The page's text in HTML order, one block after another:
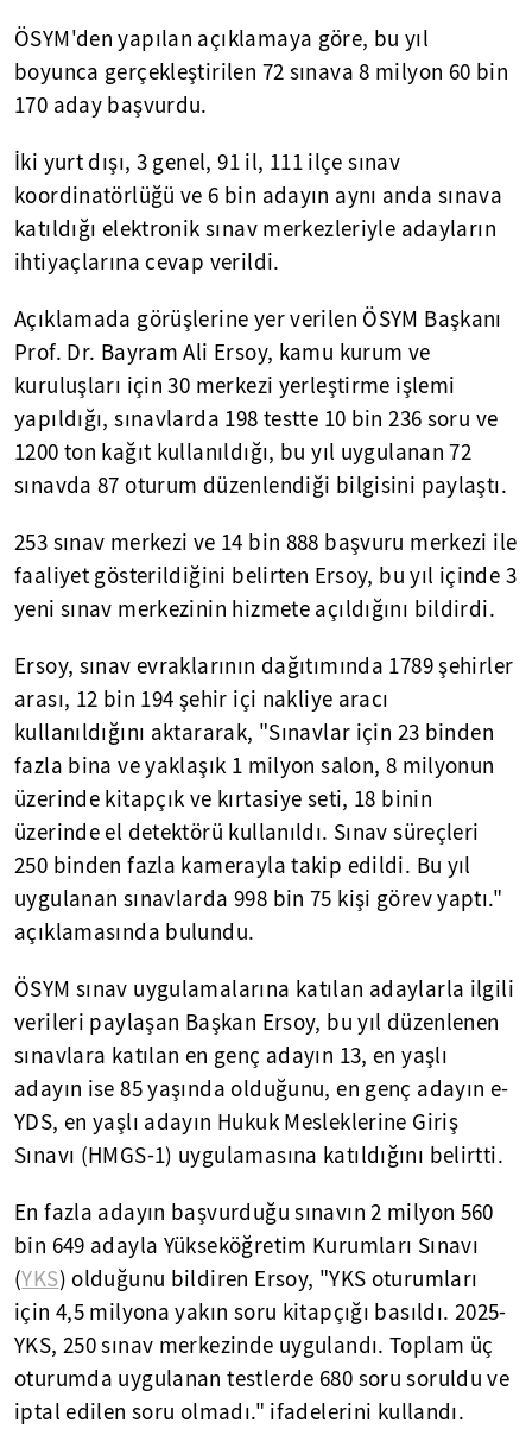
ÖSYM'den yapılan açıklamaya göre, bu yıl
boyunca gerçekleştirilen 72 sınava 8 milyon 60 bin
170 aday başvurdu.
İki yurt dışı, 3 genel, 91 il, 111 ilçe sınav
koordinatörlüğü ve 6 bin adayın aynı anda sınava
katıldığı elektronik sınav merkezleriyle adayların
ihtiyaçlarına cevap verildi.
Açıklamada görüşlerine yer verilen ÖSYM Başkanı
Prof. Dr. Bayram Ali Ersoy, kamu kurum ve
kuruluşları için 30 merkezi yerleştirme işlemi
yapıldığı, sınavlarda 198 testte 10 bin 236 soru ve
1200 ton kağıt kullanıldığı, bu yıl uygulanan 72
sınavda 87 oturum düzenlendiği bilgisini paylaştı.
253 sınav merkezi ve 14 bin 888 başvuru merkezi ile
faaliyet gösterildiğini belirten Ersoy, bu yıl içinde 3
yeni sınav merkezinin hizmete açıldığını bildirdi.
Ersoy, sınav evraklarının dağıtımında 1789 şehirler
arası, 12 bin 194 şehir içi nakliye aracı
kullanıldığını aktararak, "Sınavlar için 23 binden
fazla bina ve yaklaşık 1 milyon salon, 8 milyonun
üzerinde kitapçık ve kırtasiye seti, 18 binin
üzerinde el detektörü kullanıldı. Sınav süreçleri
250 binden fazla kamerayla takip edildi. Bu yıl
uygulanan sınavlarda 998 bin 75 kişi görev yaptı."
açıklamasında bulundu.
ÖSYM sınav uygulamalarına katılan adaylarla ilgili
verileri paylaşan Başkan Ersoy, bu yıl düzenlenen
sınavlara katılan en genç adayın 13, en yaşlı
adayın ise 85 yaşında olduğunu, en genç adayın e-
YDS, en yaşlı adayın Hukuk Mesleklerine Giriş
Sınavı (HMGS-1) uygulamasına katıldığını belirtti.
En fazla adayın başvurduğu sınavın 2 milyon 560
bin 649 adayla Yükseköğretim Kurumları Sınavı
(YKS) olduğunu bildiren Ersoy, "YKS oturumları
için 4,5 milyona yakın soru kitapçığı basıldı. 2025-
YKS, 250 sınav merkezinde uygulandı. Toplam üç
oturumda uygulanan testlerde 680 soru soruldu ve
iptal edilen soru olmadı." ifadelerini kullandı.